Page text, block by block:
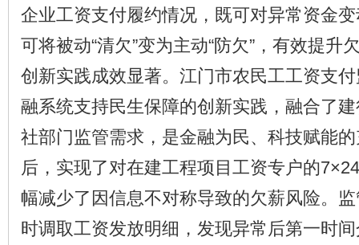
企业工资支付履约情况，既可对异常资金
可将被动“清欠”变为主动“防欠”，有效提升
创新实践成效显著。江门市农民工工资支
融系统支持民生保障的创新实践，融合了
社部门监管需求，是金融为民、科技赋能
后，实现了对在建工程项目工资专户的
幅减少了因信息不对称导致的欠薪风险。
时调取工资发放明细，发现异常后第一时